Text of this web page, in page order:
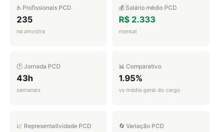
♿ Profissionais PCD
235
na amostra
💰 Salário médio PCD
R$ 2.333
mensal
🕐 Jornada PCD
43h
semanais
📊 Comparativo
1.95%
vs média geral do cargo
📈 Representatividade PCD 🔄 Variação PCD